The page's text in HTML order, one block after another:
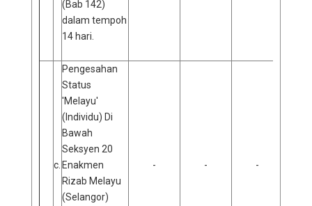
(Bab 142)
dalam tempoh
14 hari.
c.
Pengesahan
Status
'Melayu'
(Individu) Di
Bawah
Seksyen 20
Enakmen
Rizab Melayu
(Selangor)
- - -